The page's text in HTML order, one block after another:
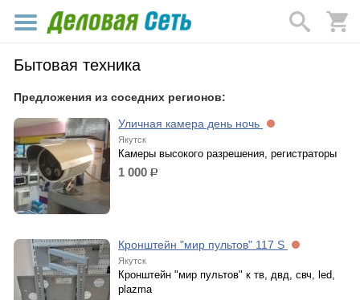
Бытовая техника
Предложения из соседних регионов:
Уличная камера день ночь
Якутск
Камеры высокого разрешения, регистраторы
1 000 р.
Кронштейн "мир пультов" 117 S
Якутск
Кронштейн "мир пультов" к тв, двд, свч, led,
plazma